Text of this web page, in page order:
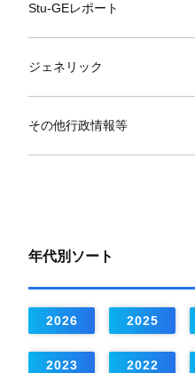
Stu-GEレポート
ジェネリック
その他行政情報等
年代別ソート
2026 2025
2023 2022